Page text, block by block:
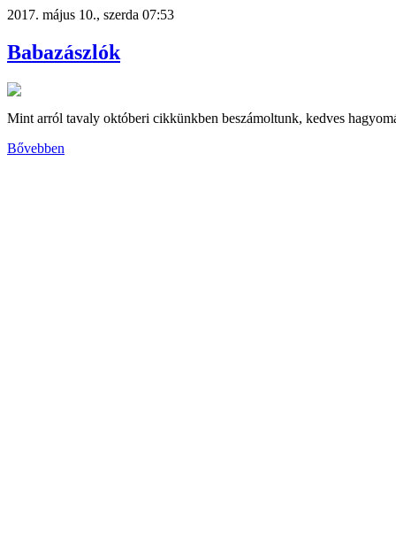
2017. május 10., szerda 07:53
Babazászlók
Mint arról tavaly októberi cikkünkben beszámoltunk, kedves
Bővebben